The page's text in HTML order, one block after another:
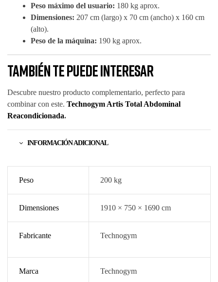
Peso máximo del usuario: 180 kg aprox.
Dimensiones: 207 cm (largo) x 70 cm (ancho) x 160 cm
(alto).
Peso de la máquina: 190 kg aprox.
También te puede interesar
Descubre nuestro producto complementario, perfecto para
combinar con este. Technogym Artis Total Abdominal
Reacondicionada.
INFORMACIÓN ADICIONAL
Peso 200 kg
Dimensiones 1910 × 750 × 1690 cm
Fabricante Technogym
Marca Technogym